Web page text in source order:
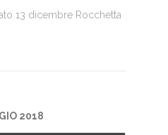
13 dicembre Rocchetta
2018